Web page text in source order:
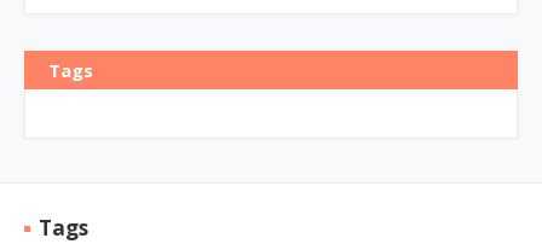
Tags
Tags